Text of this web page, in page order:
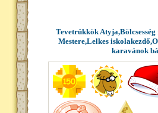
Tevetrükkök
Mestere,Lelkes
karavánok